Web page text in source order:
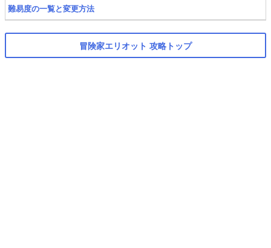
難易度の一覧と変更方法
冒険家エリオット 攻略トップ